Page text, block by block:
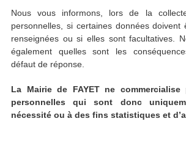
Nous vous informons, lors de la
personnelles, si certaines données doivent
renseignées ou si elles sont facultatives.
également quelles sont les
défaut de réponse.
La Mairie de FAYET ne
personnelles qui sont donc
nécessité ou à des fins statistiques et